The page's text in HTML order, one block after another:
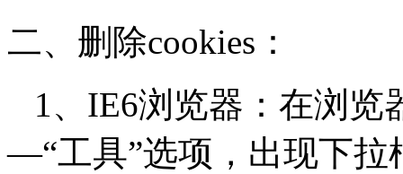
二、删除cookies：
1、IE6浏览器：在浏览
—“工具”选项，出现下拉